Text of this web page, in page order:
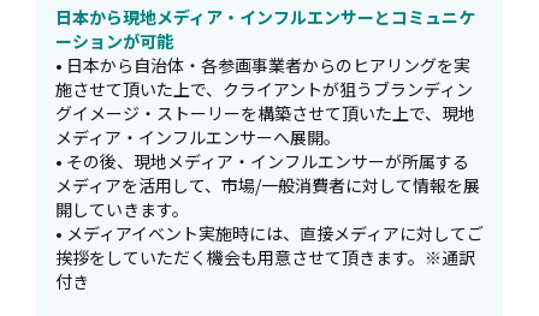
日本から現地メディア・インフルエンサーとコミュニケ
ーションが可能
• 日本から自治体・各参画事業者からのヒアリングを実
施させて頂いた上で、クライアントが狙うブランディン
グイメージ・ストーリーを構築させて頂いた上で、現地
メディア・インフルエンサーへ展開。
• その後、現地メディア・インフルエンサーが所属する
メディアを活用して、市場/一般消費者に対して情報を展
開していきます。
• メディアイベント実施時には、直接メディアに対してご
挨拶をしていただく機会も用意させて頂きます。※通訳
付き